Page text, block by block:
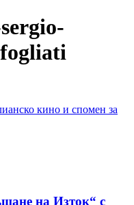
кино и спомен за
на Изток“ с